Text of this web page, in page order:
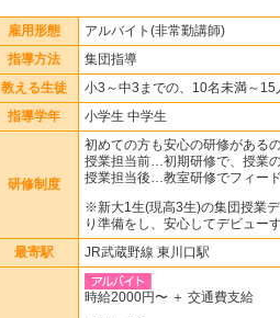
雇用形態 アルバイト(非常勤講師)
指導方法 集団指導
教える生徒 小3～中3までの、10名未満～15
指導学年 小学生 中学生
研修制度
初めての方も安心の研修がある
授業担当前…初期研修で、授業
授業担当後…教室研修でフィー
※新大1生(現高3生)の集団授業
り準備をし、安心してデビュー
最寄駅 JR武蔵野線 東川口駅
時給2000円〜 ＋ 交通費支給